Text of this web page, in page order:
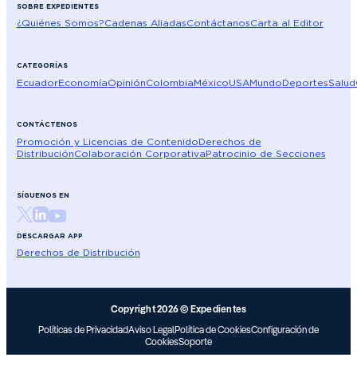
SOBRE EXPEDIENTES
¿Quiénes Somos?Cadenas AliadasContáctanosCarta al Editor
CATEGORÍAS
EcuadorEconomíaOpiniónColombiaMéxicoUSAMundoDeportesSalud
CONTÁCTENOS
Promoción y Licencias de ContenidoDerechos de
DistribuciónColaboración CorporativaPatrocinio de Secciones
SÍGUENOS EN
DESCARGAR APP
Derechos de Distribución
Copyright 2026 © Expedientes
Políticas de PrivacidadAviso LegalPolítica de CookiesConfiguración de
CookiesSoporte